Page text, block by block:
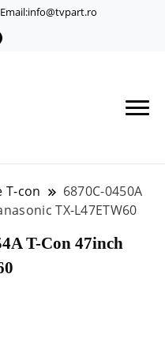
Email:info@tvpart.ro
T-con
6870C-0450A
TX-L47ETW60
T-Con 47inch